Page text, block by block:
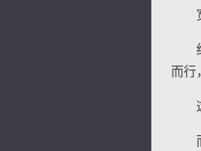
宽
红
而行
这
而